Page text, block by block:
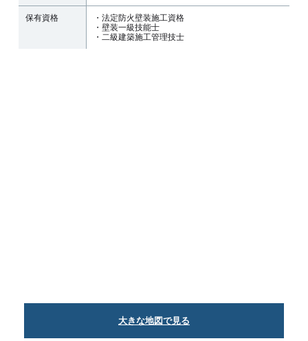
保有資格
・法定防火壁装施工資格
・壁装一級技能士
・二級建築施工管理技士
大きな地図で見る